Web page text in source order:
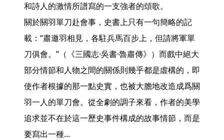
和詩人的激情所譜寫的一支強者的頌歌。
關於關羽單刀赴會事，史書上只有一句簡略的記
載：“肅邀羽相見，各駐兵馬百步上，但請將軍單
刀俱會。”（《三國志·吳書·魯肅傳》）而戲中絕大
部分情節和人物之間的關係則幾乎都是虛構的，即
使作者根據的那一點史實，也被大膽地改造成爲關
羽一人的單刀會。從全劇的調子來看，作者的美學
追求並不在於這一歷史事件構成的故事情節，而是
要寫出一種...